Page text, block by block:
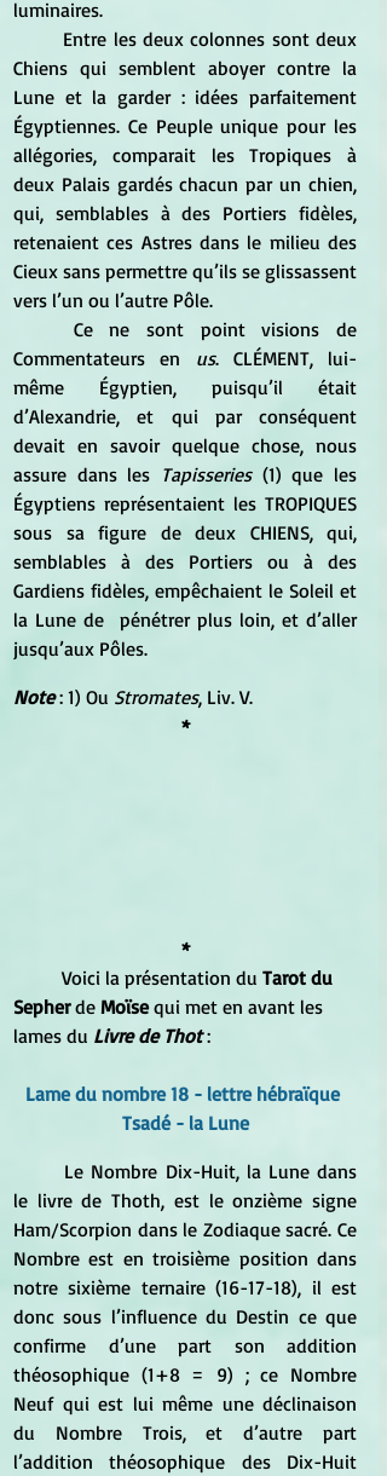
luminaires.
Chiens qui semblent aboyer contre la
Lune et la garder : idées parfaitement
Égyptiennes. Ce Peuple unique pour les
allégories, comparait les Tropiques à
deux Palais gardés chacun par un chien,
qui, semblables à des Portiers fidèles,
retenaient ces Astres dans le milieu des
Cieux sans permettre qu’ils se glissassent
vers l’un ou l’autre Pôle.
Commentateurs en us. CLÉMENT, lui-
même Égyptien, puisqu’il était
d’Alexandrie, et qui par conséquent
devait en savoir quelque chose, nous
assure dans les Tapisseries (1) que les
Égyptiens représentaient les TROPIQUES
sous sa figure de deux CHIENS, qui,
semblables à des Portiers ou à des
Gardiens fidèles, empêchaient le Soleil et
la Lune de  pénétrer plus loin, et d’aller
jusqu’aux Pôles.
Note : 1) Ou Stromates, Liv. V.
*
*
	Voici la présentation du
Tarot du
Sepher de Moïse qui met en avant les
lames du Livre de Thot :
Lame du nombre 18 - lettre hébraïque
Tsadé - la Lune
le livre de Thoth, est le onzième signe
Ham/Scorpion dans le Zodiaque sacré. Ce
Nombre est en troisième position dans
notre sixième ternaire (16-17-18), il est
donc sous l’influence du Destin ce que
confirme d’une part son addition
théosophique (1+8 = 9) ; ce Nombre
Neuf qui est lui même une déclinaison
du Nombre Trois, et d’autre part
l’addition théosophique des Dix-Huit